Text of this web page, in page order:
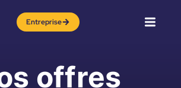
Entreprise
offres